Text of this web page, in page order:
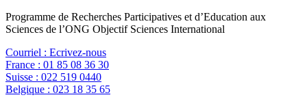
Programme de Recherches Participatives et d’Education aux
Sciences de l’ONG Objectif Sciences International
Courriel : Ecrivez-nous
France : 01 85 08 36 30
Suisse : 022 519 0440
Belgique : 023 18 35 65